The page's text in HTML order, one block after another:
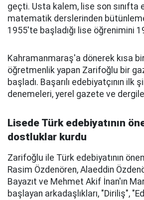
geçti. Usta kalem, lise son sınıfta
matematik derslerinden
1955'te başladığı lise öğrenimini
Kahramanmaraş'a dönerek kısa
öğretmenlik yapan Zarifoğlu bir
başladı. Başarılı edebiyatçının ilk
denemeleri, yerel gazete ve
Lisede Türk edebiyatının
dostluklar kurdu
Zarifoğlu ile Türk edebiyatının
Rasim Özdenören, Alaeddin
Bayazıt ve Mehmet Akif İnan'ın
başlayan arkadaşlıkları, "Diriliş",